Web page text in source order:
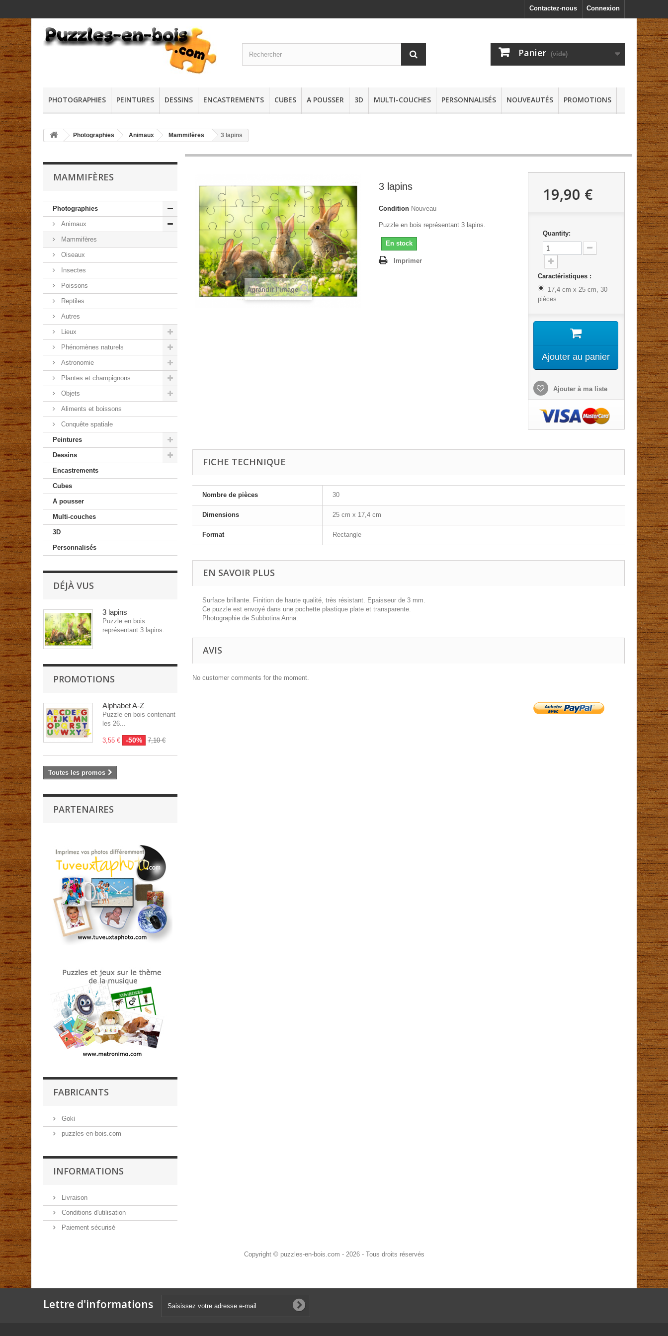
Connexion
Contactez-nous
Panier (vide)
PHOTOGRAPHIES PEINTURES DESSINS ENCASTREMENTS CUBES A POUSSER 3D MULTI-COUCHES PERSONNALISÉS NOUVEAUTÉS PROMOTIONS
Photographies Animaux Mammifères 3 lapins
MAMMIFÈRES
Photographies
Animaux
Mammifères
Oiseaux
Insectes
Poissons
Reptiles
Autres
Lieux
Phénomènes naturels
Astronomie
Plantes et champignons
Objets
Aliments et boissons
Conquête spatiale
Peintures
Dessins
Encastrements
Cubes
A pousser
Multi-couches
3D
Personnalisés
DÉJÀ VUS
3 lapins
Puzzle en bois
représentant 3 lapins.
PROMOTIONS
Alphabet A-Z
Puzzle en bois contenant
les 26...
3,55 € -50% 7,10 €
Toutes les promos
PARTENAIRES
FABRICANTS
Goki
puzzles-en-bois.com
INFORMATIONS
Livraison
Conditions d'utilisation
Paiement sécurisé
Agrandir l'image
3 lapins
Condition Nouveau
Puzzle en bois représentant 3 lapins.
En stock
Imprimer
19,90 €
Quantity:
Caractéristiques :
17,4 cm x 25 cm, 30
pièces
Ajouter au panier
Ajouter à ma liste
FICHE TECHNIQUE
Nombre de pièces 30
Dimensions 25 cm x 17,4 cm
Format Rectangle
EN SAVOIR PLUS
Surface brillante. Finition de haute qualité, très résistant. Epaisseur de 3 mm.
Ce puzzle est envoyé dans une pochette plastique plate et transparente.
Photographie de Subbotina Anna.
AVIS
No customer comments for the moment.
Copyright © puzzles-en-bois.com - 2026 - Tous droits réservés
Lettre d'informations